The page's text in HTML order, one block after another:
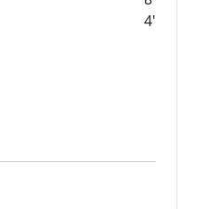
4'